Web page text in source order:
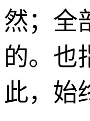
然；全
的。也
此，始